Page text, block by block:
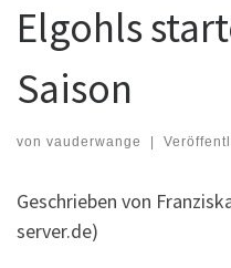
Elgohls
Saison
von vauderwange |
Geschrieben von
server.de)